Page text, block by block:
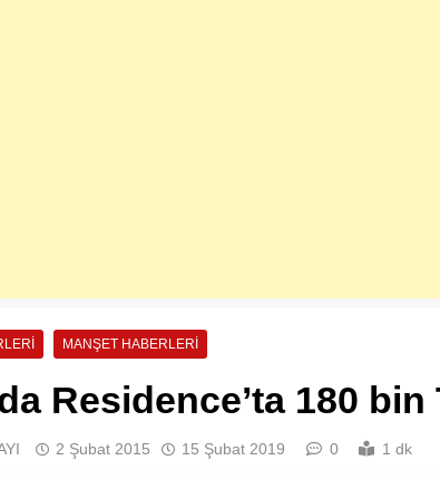
MANŞET HABERLERI
Residence’ta 180 bin
2 Şubat 2015 15 Şubat 2019 0 1 dk